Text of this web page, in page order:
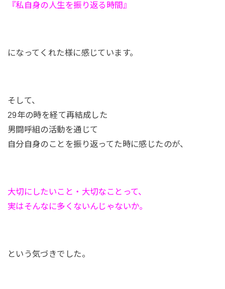
『私自身の人生を振り返る時間』
になってくれた様に感じています。
そして、
29年の時を経て再結成した
男闘呼組の活動を通じて
自分自身のことを振り返ってた時に感じたのが、
大切にしたいこと・大切なことって、
実はそんなに多くないんじゃないか。
という気づきでした。